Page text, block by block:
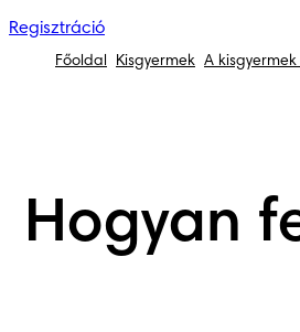
Regisztráció
Főoldal Kisgyermek A
Hogyan